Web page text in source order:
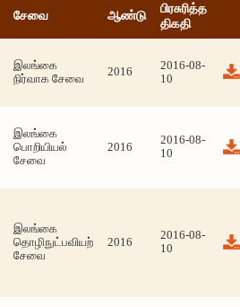
சேவை ஆண்டு
பிரசுரித்த
திகதி
இலங்கை
நிர்வாக சேவை
2016
2016-08-
10
இலங்கை
பொறியியல்
சேவை
2016
2016-08-
10
இலங்கை
தொழிநுட்பவியற்
சேவை
2016
2016-08-
10